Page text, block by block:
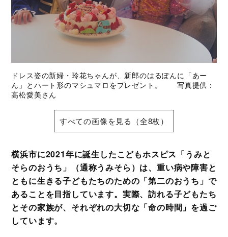
ドレス姿の新婦・玲花ちゃんが、新郎のはるぽんに「あー
ん」とハート形のマシュマロをプレゼント。 写真提供：
高松愛美さん
すべての画像を見る（全8枚）
横浜市に2021年に誕生したこどもホスピス「うみと
そらのおうち」（通称うみそら）は、重い病や障害と
ともに生きる子どもたちのための「第二のおうち」で
あることを目指しています。実際、訪れる子どもたち
とその家族が、それぞれの大切な「命の時間」を過ご
しています。